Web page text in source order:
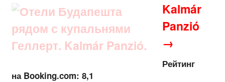
Kalmár
Panzió
→
Рейтинг
на Booking.com: 8,1